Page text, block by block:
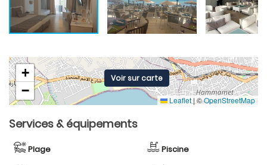
+
−
Leaflet|©OpenStreetMap
Voir sur carte
Services & équipements
Plage Piscine